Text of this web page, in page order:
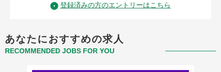
登録済みの方のエントリーはこちら
あなたにおすすめの求人
RECOMMENDED JOBS FOR YOU